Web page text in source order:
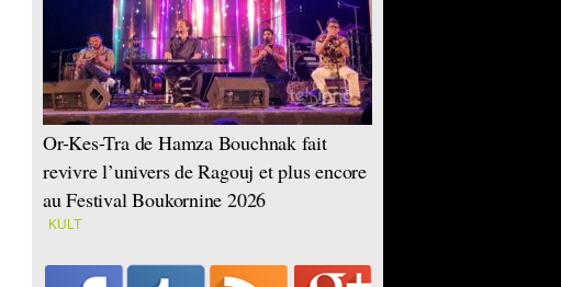
Or-Kes-Tra de Hamza Bouchnak fait
revivre l’univers de Ragouj et plus encore
au Festival Boukornine 2026
KULT